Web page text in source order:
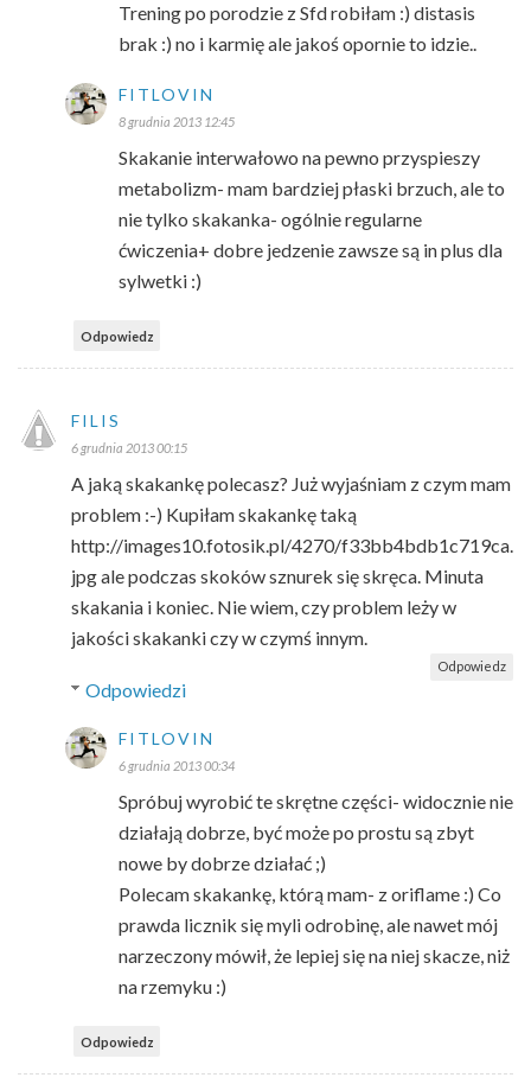
Trening po porodzie z Sfd robiłam :) distasis
brak :) no i karmię ale jakoś opornie to idzie..
FITLOVIN
8 grudnia 2013 12:45
Skakanie interwałowo na pewno przyspieszy
metabolizm- mam bardziej płaski brzuch, ale to
nie tylko skakanka- ogólnie regularne
ćwiczenia+ dobre jedzenie zawsze są in plus dla
sylwetki :)
Odpowiedz
FILIS
6 grudnia 2013 00:15
A jaką skakankę polecasz? Już wyjaśniam z czym mam
problem :-) Kupiłam skakankę taką
http://images10.fotosik.pl/4270/f33bb4bdb1c719ca.
jpg ale podczas skoków sznurek się skręca. Minuta
skakania i koniec. Nie wiem, czy problem leży w
jakości skakanki czy w czymś innym.
Odpowiedz
Odpowiedzi
FITLOVIN
6 grudnia 2013 00:34
Spróbuj wyrobić te skrętne części- widocznie nie
działają dobrze, być może po prostu są zbyt
nowe by dobrze działać ;)
Polecam skakankę, którą mam- z oriflame :) Co
prawda licznik się myli odrobinę, ale nawet mój
narzeczony mówił, że lepiej się na niej skacze, niż
na rzemyku :)
Odpowiedz